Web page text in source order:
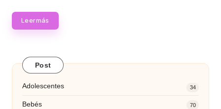
Leer más
Post
Adolescentes 34
Bebés 70